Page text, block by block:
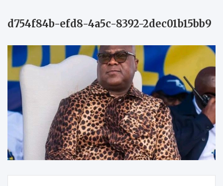
d754f84b-efd8-4a5c-8392-2dec01b15bb9